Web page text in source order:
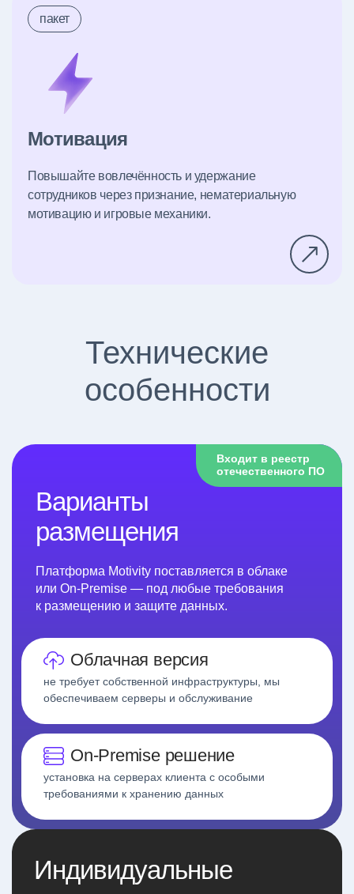
пакет
Мотивация
Повышайте вовлечённость и удержание
сотрудников через признание, нематериальную
мотивацию и игровые механики.
Технические
особенности
Входит в реестр
отечественного ПО
Варианты
размещения
Платформа Motivity поставляется в облаке
или On-Premise — под любые требования
к размещению и защите данных.
Облачная версия
не требует собственной инфраструктуры, мы
обеспечиваем серверы и обслуживание
On-Premise решение
установка на серверах клиента с особыми
требованиями к хранению данных
Индивидуальные